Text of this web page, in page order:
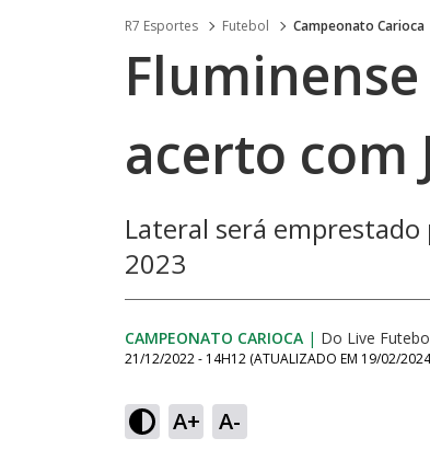
R7 Esportes Futebol Campeonato Carioca
acerto com
Lateral será
2023
CAMPEONATO CARIOCA | Do Live
21/12/2022 - 14H12 (ATUALIZADO EM 19/02/
A+ A-